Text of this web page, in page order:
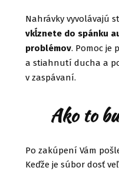
Nahrávky vyvolávajú
vkĺznete do spánku
problémov. Pomoc je
a stiahnutí ducha a
v zaspávaní.
Ako to
Po zakúpení Vám
Keďže je súbor dosť